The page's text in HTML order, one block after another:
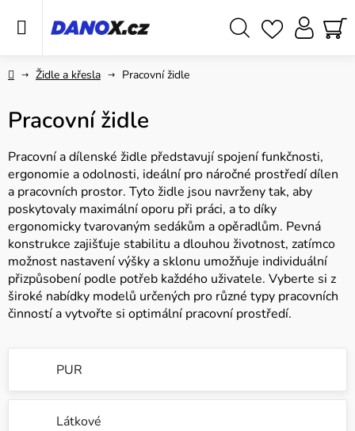
DomůŽidle a křesla Pracovní židle
Pracovní židle
Pracovní a dílenské židle představují spojení funkčnosti,
ergonomie a odolnosti, ideální pro náročné prostředí dílen
a pracovních prostor. Tyto židle jsou navrženy tak, aby
poskytovaly maximální oporu při práci, a to díky
ergonomicky tvarovaným sedákům a opěradlům. Pevná
konstrukce zajišťuje stabilitu a dlouhou životnost, zatímco
možnost nastavení výšky a sklonu umožňuje individuální
přizpůsobení podle potřeb každého uživatele. Vyberte si z
široké nabídky modelů určených pro různé typy pracovních
činností a vytvořte si optimální pracovní prostředí.
PUR
Látkové